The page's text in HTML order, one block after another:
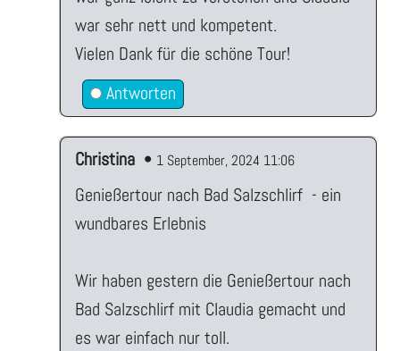
war sehr nett und kompetent.
Vielen Dank für die schöne Tour!
Antworten
Christina • 1 September, 2024 11:06
Genießertour nach Bad Salzschlirf - ein
wundbares Erlebnis
Wir haben gestern die Genießertour nach
Bad Salzschlirf mit Claudia gemacht und
es war einfach nur toll.